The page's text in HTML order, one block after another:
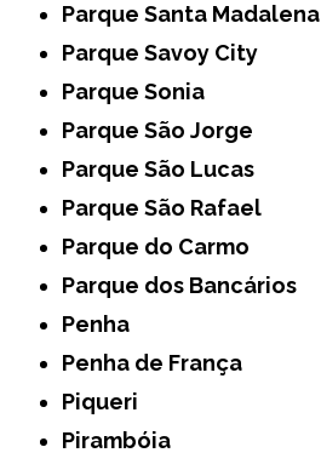
Parque Santa Madalena
Parque Savoy City
Parque Sonia
Parque São Jorge
Parque São Lucas
Parque São Rafael
Parque do Carmo
Parque dos Bancários
Penha
Penha de França
Piqueri
Pirambóia